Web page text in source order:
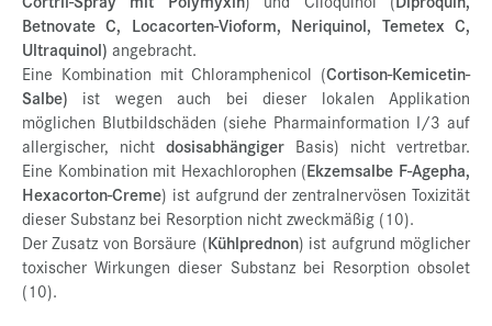
Betnovate C, Locacorten-Vioform, Neriquinol, Temetex C,
Ultraquinol) angebracht.
Eine Kombination mit Chloramphenicol (Cortison-Kemicetin-
Salbe) ist wegen auch bei dieser lokalen Applikation
möglichen Blutbildschäden (siehe Pharmainformation I/3 auf
allergischer, nicht dosisabhängiger Basis) nicht vertretbar.
Eine Kombination mit Hexachlorophen (Ekzemsalbe F-Agepha,
Hexacorton-Creme) ist aufgrund der zentralnervösen Toxizität
dieser Substanz bei Resorption nicht zweckmäßig (10).
Der Zusatz von Borsäure (Kühlprednon) ist aufgrund möglicher
toxischer Wirkungen dieser Substanz bei Resorption obsolet
(10).